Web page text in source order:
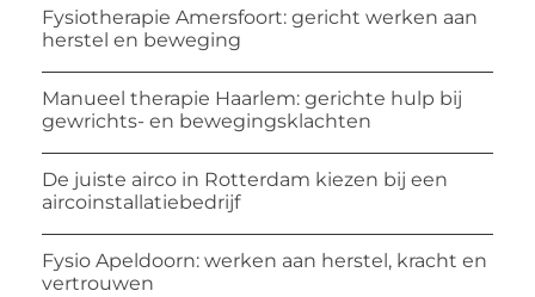
Fysiotherapie Amersfoort: gericht werken aan
herstel en beweging
Manueel therapie Haarlem: gerichte hulp bij
gewrichts- en bewegingsklachten
De juiste airco in Rotterdam kiezen bij een
aircoinstallatiebedrijf
Fysio Apeldoorn: werken aan herstel, kracht en
vertrouwen